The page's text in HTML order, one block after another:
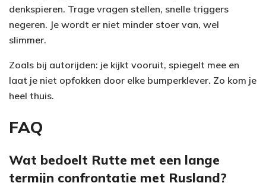
denkspieren. Trage vragen stellen, snelle triggers
negeren. Je wordt er niet minder stoer van, wel
slimmer.
Zoals bij autorijden: je kijkt vooruit, spiegelt mee en
laat je niet opfokken door elke bumperklever. Zo kom je
heel thuis.
FAQ
Wat bedoelt Rutte met een lange
termijn confrontatie met Rusland?